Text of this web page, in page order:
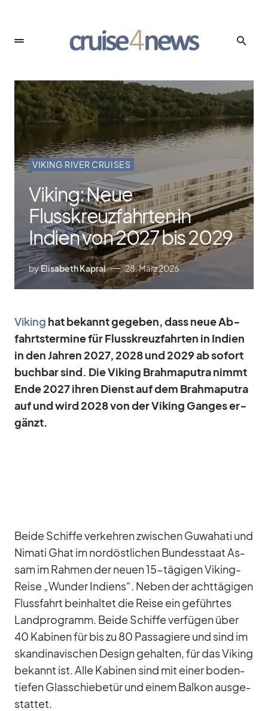
VIKING RIVER CRUISES
Viking: Neue
Flusskreuzfahrten in
Indien von 2027 bis 2029
byElisabeth Kapral 28. März 2026
Vi­king hat be­kannt ge­ge­ben, dass neue Ab­
fahrts­ter­mine für Fluss­kreuz­fahr­ten in In­dien
in den Jah­ren 2027, 2028 und 2029 ab so­fort
buch­bar sind. Die Vi­king Brah­ma­pu­tra nimmt
Ende 2027 ih­ren Dienst auf dem Brah­ma­pu­tra
auf und wird 2028 von der Vi­king Gan­ges er­
gänzt.
Beide Schiffe ver­keh­ren zwi­schen Gu­wa­hati und
Ni­mati Ghat im nord­öst­li­chen Bun­des­staat As­
sam im Rah­men der neuen 15-tä­gi­gen Vi­king-
Reise „Wun­der In­di­ens“. Ne­ben der acht­tä­gi­gen
Fluss­fahrt be­inhal­tet die Reise ein ge­führ­tes
Land­pro­gramm. Beide Schiffe ver­fü­gen über
40 Ka­bi­nen für bis zu 80 Pas­sa­giere und sind im
skan­di­na­vi­schen De­sign ge­hal­ten, für das Vi­king
be­kannt ist. Alle Ka­bi­nen sind mit ei­ner bo­den­
tie­fen Glas­schie­be­tür und ei­nem Bal­kon aus­ge­
stat­tet.